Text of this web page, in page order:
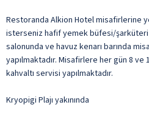
Restoranda Alkion Hotel misafirlerine
isterseniz hafif yemek büfesi/
salonunda ve havuz kenarı barında
yapılmaktadır. Misafirlere her gün 8
kahvaltı servisi yapılmaktadır.
Kryopigi Plajı yakınında